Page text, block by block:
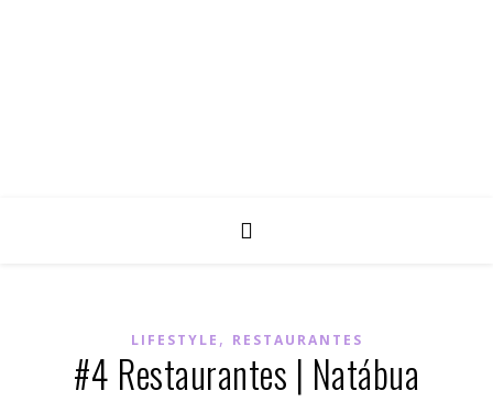
LIFESTYLE , RESTAURANTES
#4 Restaurantes | Natábua